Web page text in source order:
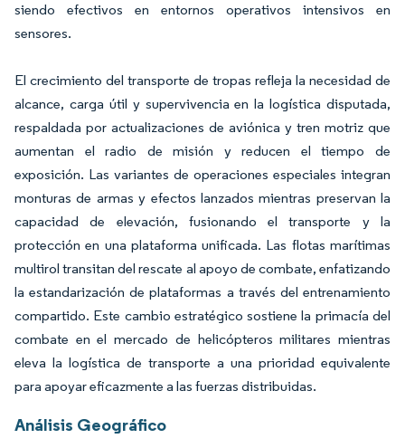
siendo efectivos en entornos operativos intensivos en
sensores.
El crecimiento del transporte de tropas refleja la necesidad de
alcance, carga útil y supervivencia en la logística disputada,
respaldada por actualizaciones de aviónica y tren motriz que
aumentan el radio de misión y reducen el tiempo de
exposición. Las variantes de operaciones especiales integran
monturas de armas y efectos lanzados mientras preservan la
capacidad de elevación, fusionando el transporte y la
protección en una plataforma unificada. Las flotas marítimas
multirol transitan del rescate al apoyo de combate, enfatizando
la estandarización de plataformas a través del entrenamiento
compartido. Este cambio estratégico sostiene la primacía del
combate en el mercado de helicópteros militares mientras
eleva la logística de transporte a una prioridad equivalente
para apoyar eficazmente a las fuerzas distribuidas.
Análisis Geográfico